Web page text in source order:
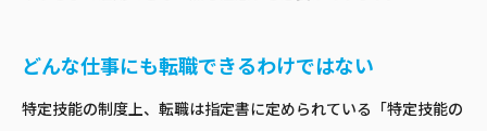
どんな仕事にも転職できるわけではない
特定技能の制度上、転職は指定書に定められている「特定技能の